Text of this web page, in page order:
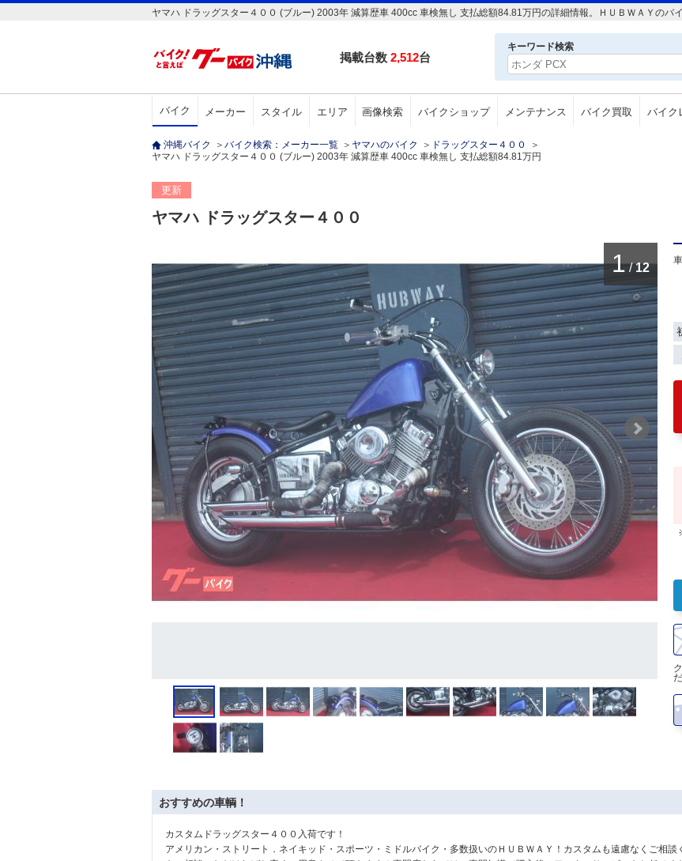
ヤマハ ドラッグスター４００ (ブルー) 2003年 減算歴車 400cc 車検無し 支払総額84.81万円の詳細情報。ＨＵＢＷＡＹのバ
掲載台数 2,512台
キーワード検索
バイク メーカー スタイル エリア 画像検索 バイクショップ メンテナンス バイク買取 バイク
沖縄バイク ＞ バイク検索：メーカー一覧 ＞ ヤマハのバイク ＞ ドラッグスター４００
＞
ヤマハ ドラッグスター４００ (ブルー) 2003年 減算歴車 400cc 車検無し 支払総額84.81万円
更新
ヤマハ ドラッグスター４００
1 / 12
おすすめの車輌！
カスタムドラッグスター４００入荷です！
アメリカン・ストリート．ネイキッド・スポーツ・ミドルバイク・多数扱いのＨＵＢＷＡＹ！カスタムも遠慮なくご相